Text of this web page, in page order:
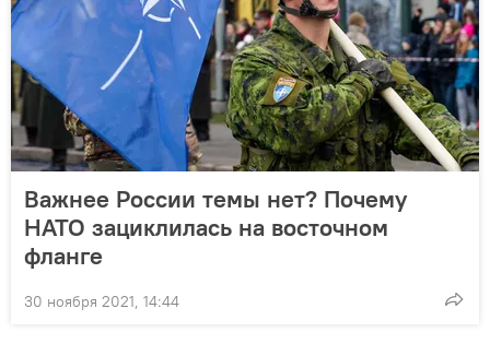
Важнее России темы нет? Почему
НАТО зациклилась на восточном
фланге
30 ноября 2021, 14:44